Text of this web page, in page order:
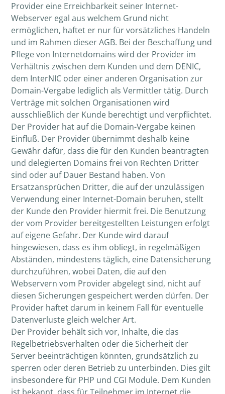
Provider eine Erreichbarkeit seiner Internet-
Webserver egal aus welchem Grund nicht
ermöglichen, haftet er nur für vorsätzliches Handeln
und im Rahmen dieser AGB. Bei der Beschaffung und
Pflege von Internetdomains wird der Provider im
Verhältnis zwischen dem Kunden und dem DENIC,
dem InterNIC oder einer anderen Organisation zur
Domain-Vergabe lediglich als Vermittler tätig. Durch
Verträge mit solchen Organisationen wird
ausschließlich der Kunde berechtigt und verpflichtet.
Der Provider hat auf die Domain-Vergabe keinen
Einfluß. Der Provider übernimmt deshalb keine
Gewähr dafür, dass die für den Kunden beantragten
und delegierten Domains frei von Rechten Dritter
sind oder auf Dauer Bestand haben. Von
Ersatzansprüchen Dritter, die auf der unzulässigen
Verwendung einer Internet-Domain beruhen, stellt
der Kunde den Provider hiermit frei. Die Benutzung
der vom Provider bereitgestellten Leistungen erfolgt
auf eigene Gefahr. Der Kunde wird darauf
hingewiesen, dass es ihm obliegt, in regelmäßigen
Abständen, mindestens täglich, eine Datensicherung
durchzuführen, wobei Daten, die auf den
Webservern vom Provider abgelegt sind, nicht auf
diesen Sicherungen gespeichert werden dürfen. Der
Provider haftet darum in keinem Fall für eventuelle
Datenverluste gleich welcher Art.
Der Provider behält sich vor, Inhalte, die das
Regelbetriebsverhalten oder die Sicherheit der
Server beeinträchtigen könnten, grundsätzlich zu
sperren oder deren Betrieb zu unterbinden. Dies gilt
insbesondere für PHP und CGI Module. Dem Kunden